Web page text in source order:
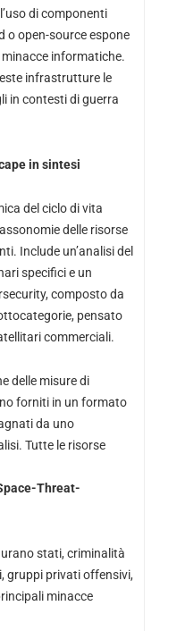
di componenti
o open-source espone
informatiche.
infrastrutture le
in contesti di guerra
in sintesi
del ciclo di vita
delle risorse
Include un’analisi del
specifici e un
composto da
pensato
commerciali.
delle misure di
forniti in un formato
da uno
Tutte le risorse
Threat-
stati, criminalità
gruppi privati offensivi,
minacce